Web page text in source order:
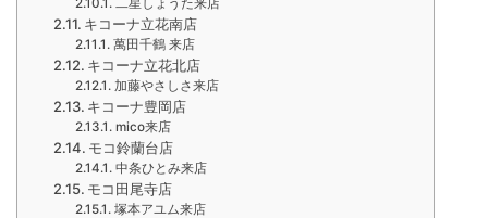
二星しょうた来店
キコーナ立花南店
萬田千鶴 来店
キコーナ立花北店
加藤やさしさ来店
キコーナ豊岡店
mico来店
モコ鈴蘭台店
中条ひとみ来店
モコ田尾寺店
塚本アユム来店